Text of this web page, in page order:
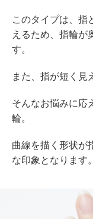
このタイプは、指
えるため、指輪が
す。
また、指が短く見
そんなお悩みに応
輪。
曲線を描く形状が
な印象となります。